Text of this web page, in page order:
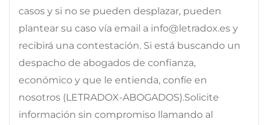
casos y si no se pueden desplazar, pueden
plantear su caso vía email a info@letradox.es y
recibirá una contestación. Si está buscando un
despacho de abogados de confianza,
económico y que le entienda, confíe en
nosotros (LETRADOX-ABOGADOS).Solicite
información sin compromiso llamando al